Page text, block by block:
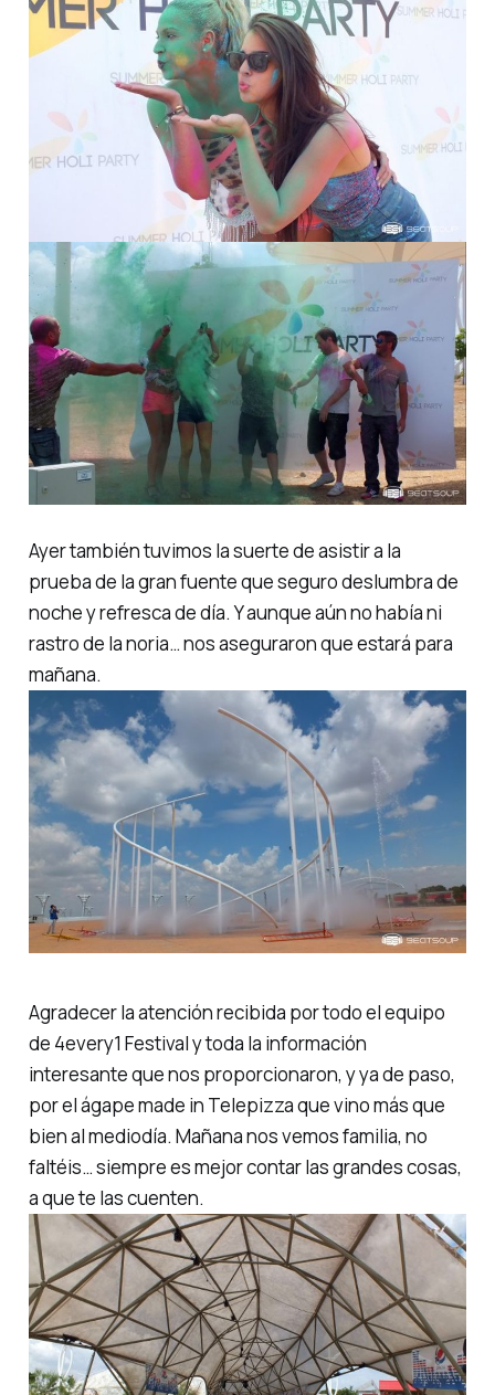
Ayer también tuvimos la suerte de asistir a la
prueba de la gran fuente que seguro deslumbra de
noche y refresca de día. Y aunque aún no había ni
rastro de la noria… nos aseguraron que estará para
mañana.
Agradecer la atención recibida por todo el equipo
de 4every1 Festival y toda la información
interesante que nos proporcionaron, y ya de paso,
por el ágapemade in Telepizza que vino más que
bien al mediodía. Mañana nos vemos familia, no
faltéis… siempre es mejor contar las grandes cosas,
a que te las cuenten.